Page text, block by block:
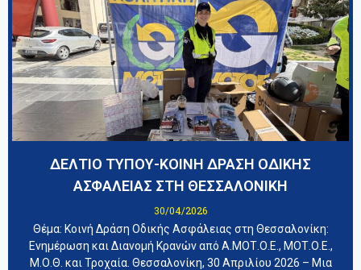
ΔΕΛΤΙΟ ΤΥΠΟΥ-ΚΟΙΝΗ ΔΡΑΣΗ ΟΔΙΚΗΣ
ΑΣΦΑΛΕΙΑΣ ΣΤΗ ΘΕΣΣΑΛΟΝΙΚΗ
30/04/2026
​Θέμα: Κοινή Δράση Οδικής Ασφάλειας στη Θεσσαλονίκη:
Ενημέρωση και Διανομή Κρανών από Α.ΜΟΤ.Ο.Ε., ΜΟΤ.Ο.Ε.,
Μ.Ο.Θ. και Τροχαία. ​Θεσσαλονίκη, 30 Απριλίου 2026 – Μια